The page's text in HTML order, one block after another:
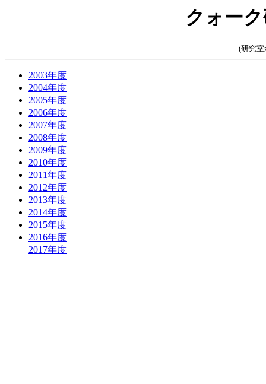
クォー
(研究
2003年度
2004年度
2005年度
2006年度
2007年度
2008年度
2009年度
2010年度
2011年度
2012年度
2013年度
2014年度
2015年度
2016年度
2017年度